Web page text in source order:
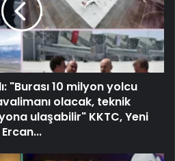
"Burası 10 milyon yolcu
olacak, teknik
ulaşabilir" KKTC, Yeni
Ercan...